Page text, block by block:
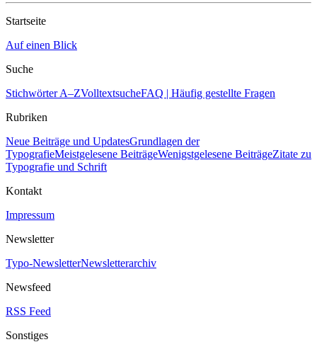
Startseite
Auf einen Blick
Suche
Stichwörter A–ZVolltextsucheFAQ | Häufig gestellte Fragen
Rubriken
Neue Beiträge und UpdatesGrundlagen der
TypografieMeistgelesene BeiträgeWenigstgelesene BeiträgeZitate zu
Typografie und Schrift
Kontakt
Impressum
Newsletter
Typo-NewsletterNewsletterarchiv
Newsfeed
RSS Feed
Sonstiges